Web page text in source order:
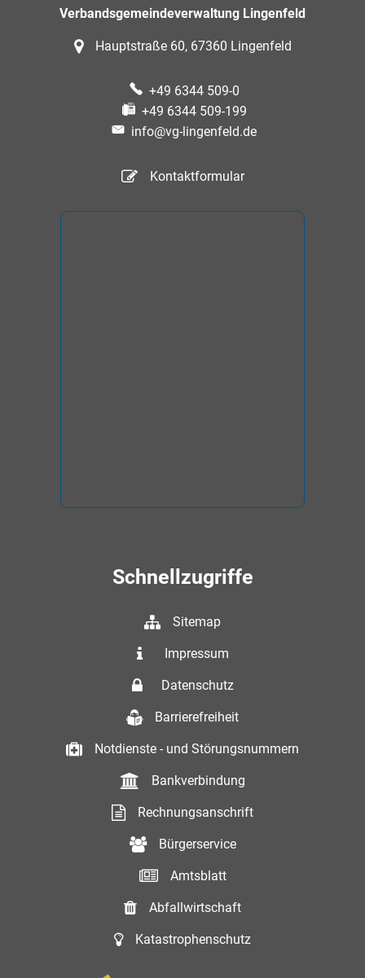
Verbandsgemeindeverwaltung Lingenfeld
Hauptstraße 60, 67360 Lingenfeld
+49 6344 509-0
+49 6344 509-199
info@vg-lingenfeld.de
Kontaktformular
Schnellzugriffe
Sitemap
Impressum
Datenschutz
Barrierefreiheit
Notdienste - und Störungsnummern
Bankverbindung
Rechnungsanschrift
Bürgerservice
Amtsblatt
Abfallwirtschaft
Katastrophenschutz